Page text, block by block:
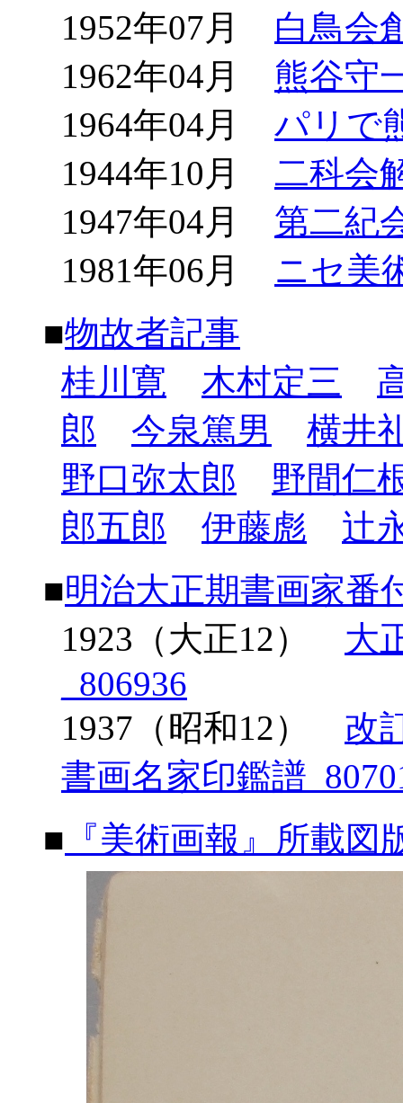
1952年07月 白鳥会
1962年04月 熊谷守
1964年04月 パリで
1944年10月 二科会
1947年04月 第二紀
1981年06月 ニセ美
■物故者記事
桂川寛
木村定三
郎
今泉篤男
横井
野口弥太郎
野間仁
郎五郎
伊藤彪
辻
■明治大正期書画家番
1923（大正12） 大
_806936
1937（昭和12） 改
書画名家印鑑譜
■ 『美術画報』所載